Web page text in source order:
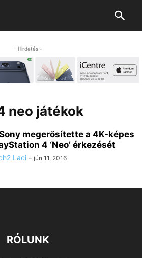
- Hirdetés -
neo játékok
megerősítette a 4K-képes
4 ‘Neo’ érkezését
Laci - jún 11, 2016
RÓLUNK